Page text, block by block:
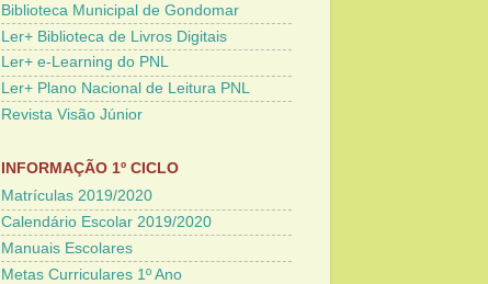
Biblioteca Municipal de Gondomar
Ler+ Biblioteca de Livros Digitais
Ler+ e-Learning do PNL
Ler+ Plano Nacional de Leitura PNL
Revista Visão Júnior
INFORMAÇÃO 1º CICLO
Matrículas 2019/2020
Calendário Escolar 2019/2020
Manuais Escolares
Metas Curriculares 1º Ano